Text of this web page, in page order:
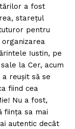
a fost
stareţul
pentru
Iustin, pe
la Cer, acum
reuşit să se
fiind cea
Nu a fost,
fiinţa sa mai
autentic decât